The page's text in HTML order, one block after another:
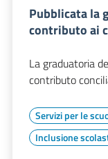
Pubblicata la
contributo ai
La graduatoria
contributo
Servizi per le
Inclusione